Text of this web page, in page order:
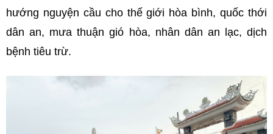
hướng nguyện cầu cho thế giới hòa bình, quốc thới
dân an, mưa thuận gió hòa, nhân dân an lạc, dịch
bệnh tiêu trừ.